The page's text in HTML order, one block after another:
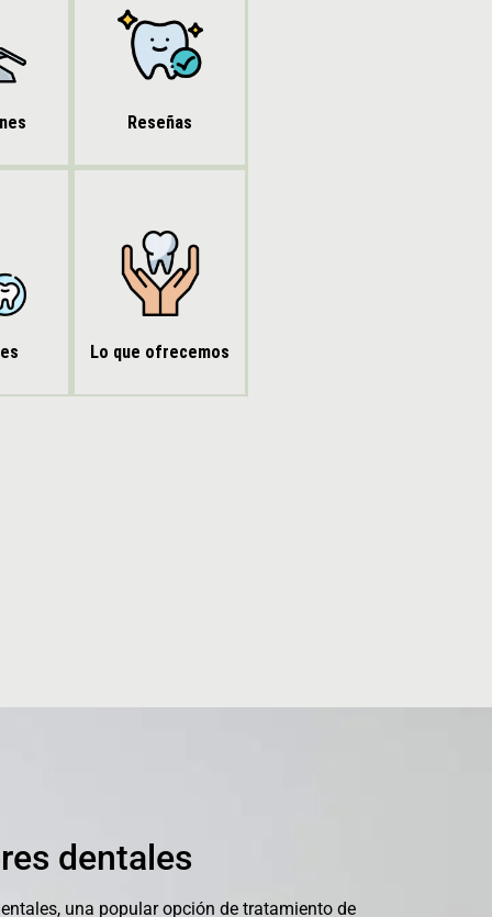
Reseñas
Lo que ofrecemos
dentales
una popular opción de tratamiento de